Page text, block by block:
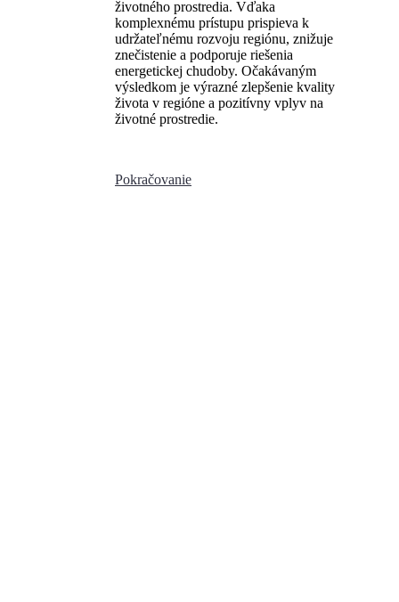
životného prostredia. Vďaka
komplexnému prístupu prispieva k
udržateľnému rozvoju regiónu, znižuje
znečistenie a podporuje riešenia
energetickej chudoby. Očakávaným
výsledkom je výrazné zlepšenie kvality
života v regióne a pozitívny vplyv na
životné prostredie.
Pokračovanie